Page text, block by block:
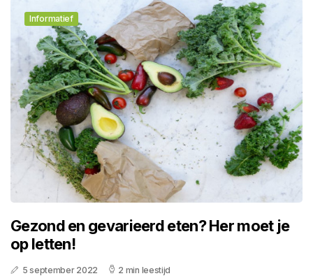
Informatief
Gezond en gevarieerd eten? Her moet je
op letten!
5 september 2022 2 min leestijd